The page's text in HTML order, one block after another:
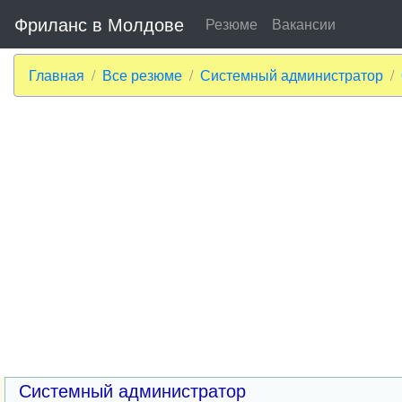
Фриланс в Молдове Резюме Вакансии
Главная Все резюме Системный администратор
Системный администратор